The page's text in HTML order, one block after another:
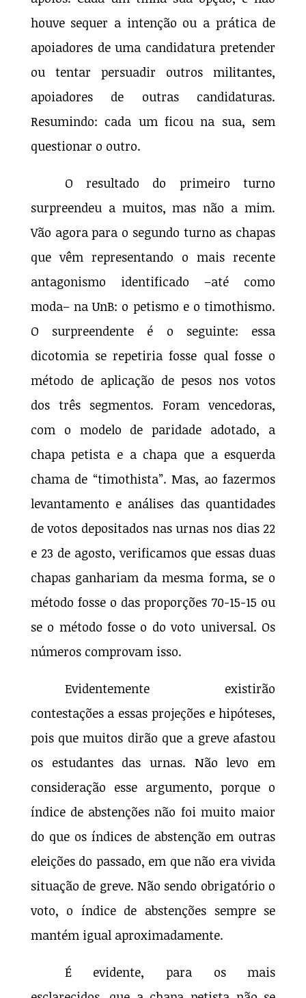
houve sequer a intenção ou a prática de
apoiadores de uma candidatura pretender
ou tentar persuadir outros militantes,
apoiadores de outras candidaturas.
Resumindo: cada um ficou na sua, sem
questionar o outro.
O resultado do primeiro turno
surpreendeu a muitos, mas não a mim.
Vão agora para o segundo turno as chapas
que vêm representando o mais recente
antagonismo identificado –até como
moda– na UnB: o petismo e o timothismo.
O surpreendente é o seguinte: essa
dicotomia se repetiria fosse qual fosse o
método de aplicação de pesos nos votos
dos três segmentos. Foram vencedoras,
com o modelo de paridade adotado, a
chapa petista e a chapa que a esquerda
chama de “timothista”. Mas, ao fazermos
levantamento e análises das quantidades
de votos depositados nas urnas nos dias 22
e 23 de agosto, verificamos que essas duas
chapas ganhariam da mesma forma, se o
método fosse o das proporções 70-15-15 ou
se o método fosse o do voto universal. Os
números comprovam isso.
Evidentemente existirão
contestações a essas projeções e hipóteses,
pois que muitos dirão que a greve afastou
os estudantes das urnas. Não levo em
consideração esse argumento, porque o
índice de abstenções não foi muito maior
do que os índices de abstenção em outras
eleições do passado, em que não era vivida
situação de greve. Não sendo obrigatório o
voto, o índice de abstenções sempre se
mantém igual aproximadamente.
É evidente, para os mais